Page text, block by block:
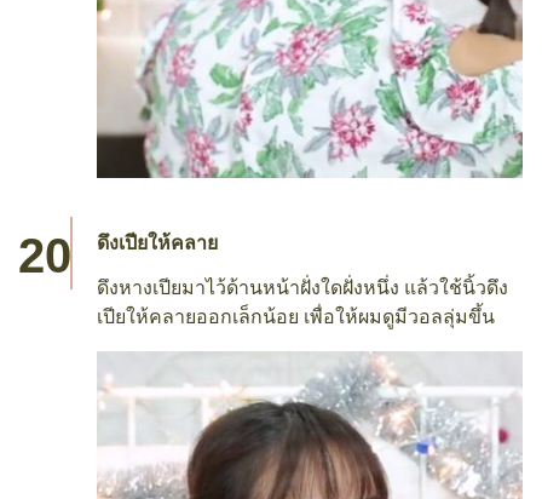
ดึงเปียให้คลาย
ดึงหางเปียมาไว้ด้านหน้าฝั่งใดฝั่งหนึ่ง แล้วใช้นิ้วดึง
เปียให้คลายออกเล็กน้อย เพื่อให้ผมดูมีวอลลุ่มขึ้น